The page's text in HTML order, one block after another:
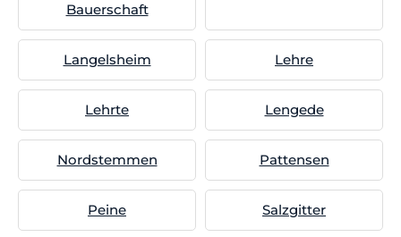
Bauerschaft
Langelsheim Lehre
Lehrte Lengede
Nordstemmen Pattensen
Peine Salzgitter